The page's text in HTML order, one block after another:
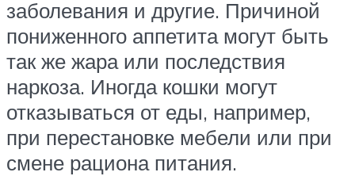
заболевания и другие. Причиной
пониженного аппетита могут быть
так же жара или последствия
наркоза. Иногда кошки могут
отказываться от еды, например,
при перестановке мебели или при
смене рациона питания.